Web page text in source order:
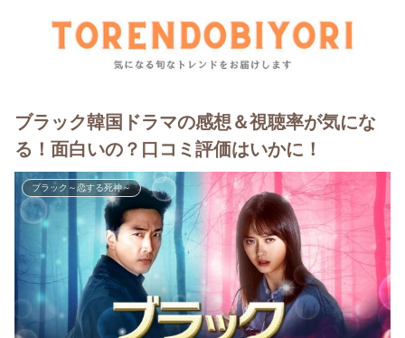
ブラック韓国ドラマの感想＆視聴率が気にな
る！面白いの？口コミ評価はいかに！
ブラック～恋する死神～